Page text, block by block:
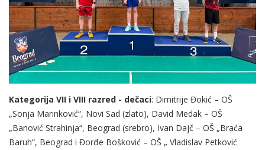
Kategorija VII i VIII razred - dečaci: Dimitrije Đokić – OŠ
„Sonja Marinković“, Novi Sad (zlato), David Medak – OŠ
„Banović Strahinja“, Beograd (srebro), Ivan Dajč – OŠ „Braća
Baruh“, Beograd i Đorđe Bošković – OŠ „ Vladislav Petković